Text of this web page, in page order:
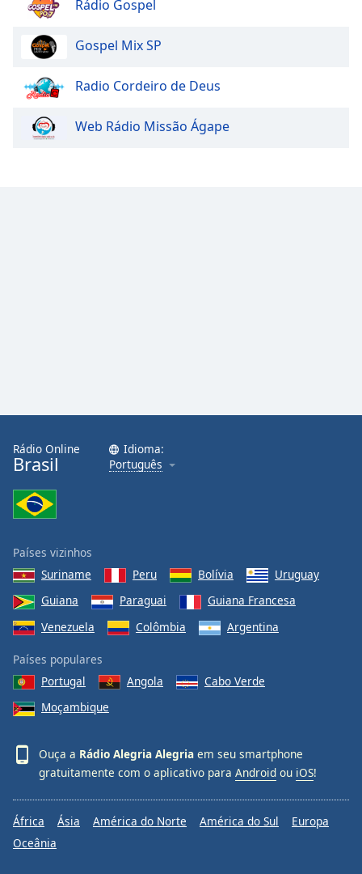
Rádio Gospel
Gospel Mix SP
Radio Cordeiro de Deus
Web Rádio Missão Ágape
Rádio Online
Brasil
Idioma:
Português
Países vizinhos
Suriname
Peru Bolívia
Uruguay
Guiana
Paraguai
Guiana Francesa
Venezuela
Colômbia Argentina
Países populares
Portugal
Angola
Cabo Verde
Moçambique
Ouça a Rádio Alegria Alegria em seu smartphone
gratuitamente com o aplicativo para Android ou iOS!
África Ásia América do Norte América do Sul
Europa
Oceânia